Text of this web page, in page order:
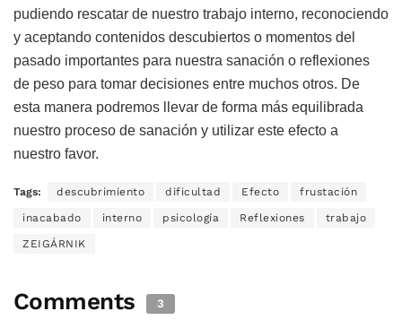
pudiendo rescatar de nuestro trabajo interno, reconociendo
y aceptando contenidos descubiertos o momentos del
pasado importantes para nuestra sanación o reflexiones
de peso para tomar decisiones entre muchos otros. De
esta manera podremos llevar de forma más equilibrada
nuestro proceso de sanación y utilizar este efecto a
nuestro favor.
Tags: descubrimiento dificultad Efecto frustación
inacabado interno psicología Reflexiones trabajo
ZEIGÁRNIK
Comments 3